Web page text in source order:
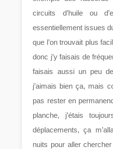
circuits d’huile ou
essentiellement issues
que l’on trouvait plus
donc j’y faisais de
faisais aussi un peu
j’aimais bien ça, mais
pas rester en
planche, j’étais
déplacements, ça
nuits pour aller